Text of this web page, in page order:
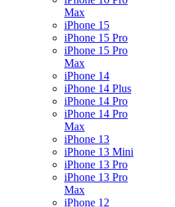
Max
iPhone 15
iPhone 15 Pro
iPhone 15 Pro
Max
iPhone 14
iPhone 14 Plus
iPhone 14 Pro
iPhone 14 Pro
Max
iPhone 13
iPhone 13 Mini
iPhone 13 Pro
iPhone 13 Pro
Max
iPhone 12